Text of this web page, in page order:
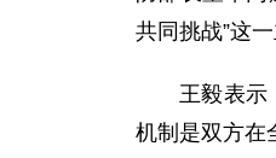
共同挑战”这
王毅表示
机制是双方在